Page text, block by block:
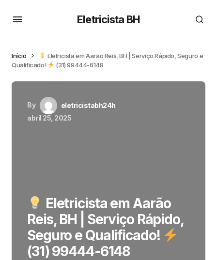
Eletricista BH
Início
Eletricista em Aarão Reis, BH | Serviço Rápido, Seguro e
Qualificado!
(31) 99444-6148
By
eletricistabh24h
abril 25, 2025
Eletricista em Aarão
Reis, BH | Serviço Rápido,
Seguro e Qualificado!
(31) 99444-6148